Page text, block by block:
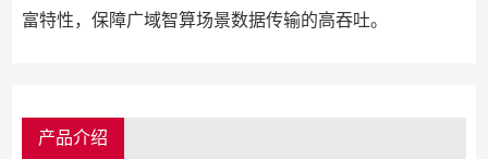
富特性，保障广域智算场景数据传输的高吞吐。
产品介绍